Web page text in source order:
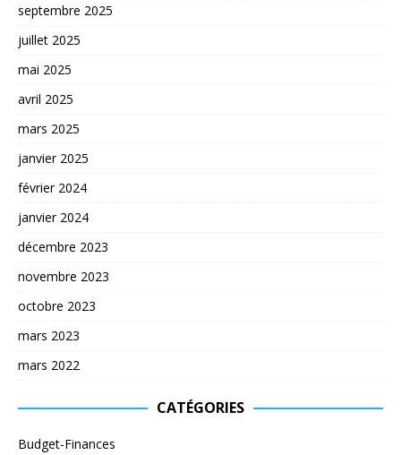
septembre 2025
juillet 2025
mai 2025
avril 2025
mars 2025
janvier 2025
février 2024
janvier 2024
décembre 2023
novembre 2023
octobre 2023
mars 2023
mars 2022
CATÉGORIES
Budget-Finances